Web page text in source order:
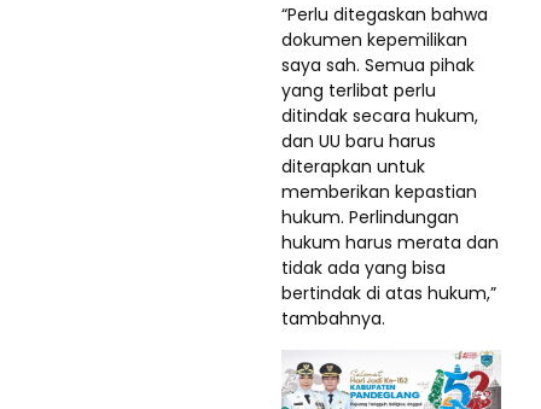
“Perlu ditegaskan bahwa
dokumen kepemilikan
saya sah. Semua pihak
yang terlibat perlu
ditindak secara hukum,
dan UU baru harus
diterapkan untuk
memberikan kepastian
hukum. Perlindungan
hukum harus merata dan
tidak ada yang bisa
bertindak di atas hukum,”
tambahnya.